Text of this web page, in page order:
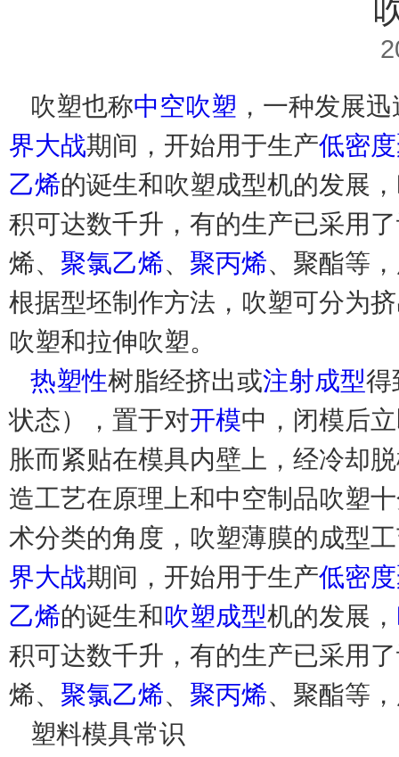
吹塑也称中空吹塑 ，一种发展
界大战期间，开始用于生产低密
乙烯的诞生和吹塑成型机的发展
积可达数千升，有的生产已采用
烯、 聚氯乙烯、 聚丙烯、聚酯等
根据型坯制作方法，吹塑可分为
吹塑和拉伸吹塑。
热塑性树脂经挤出或注射成型得
状态），置于对开模中，闭模后
胀而紧贴在模具内壁上，经冷却
造工艺在原理上和中空制品吹塑
术分类的角度，吹塑薄膜的成型
界大战期间，开始用于生产低密
乙烯的诞生和吹塑成型机的发展，
积可达数千升，有的生产已采用
烯、 聚氯乙烯、 聚丙烯、聚酯等
塑料模具常识